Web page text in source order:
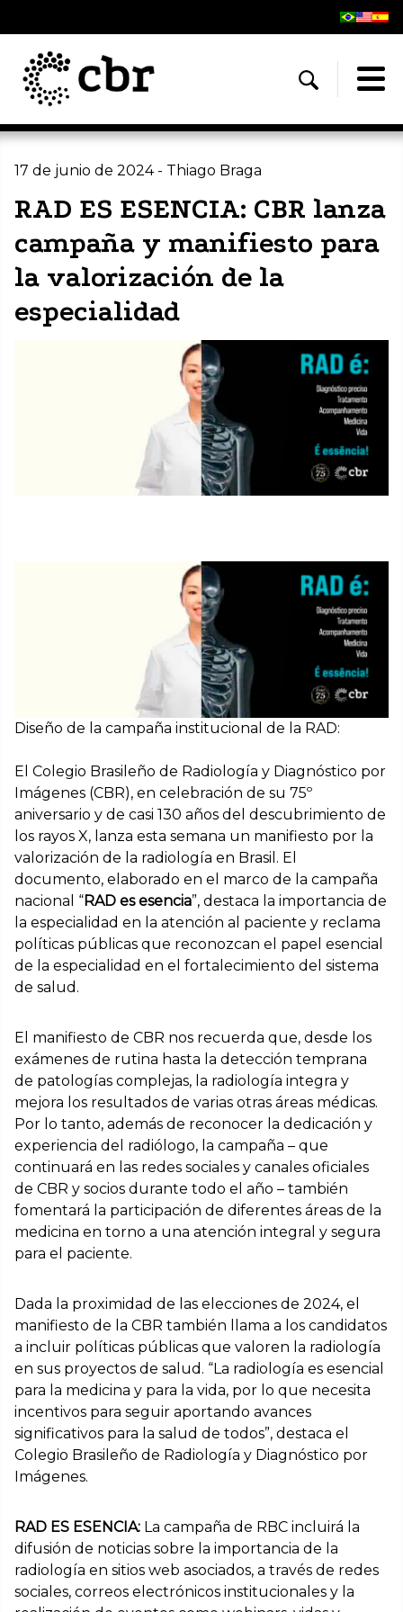
17 de junio de 2024 - Thiago Braga
RAD ES ESENCIA: CBR lanza
campaña y manifiesto para
la valorización de la
especialidad
Diseño de la campaña institucional de la RAD:
El Colegio Brasileño de Radiología y Diagnóstico por
Imágenes (CBR), en celebración de su 75º
aniversario y de casi 130 años del descubrimiento de
los rayos X, lanza esta semana un manifiesto por la
valorización de la radiología en Brasil. El
documento, elaborado en el marco de la campaña
nacional “RAD es esencia”, destaca la importancia de
la especialidad en la atención al paciente y reclama
políticas públicas que reconozcan el papel esencial
de la especialidad en el fortalecimiento del sistema
de salud.
El manifiesto de CBR nos recuerda que, desde los
exámenes de rutina hasta la detección temprana
de patologías complejas, la radiología integra y
mejora los resultados de varias otras áreas médicas.
Por lo tanto, además de reconocer la dedicación y
experiencia del radiólogo, la campaña – que
continuará en las redes sociales y canales oficiales
de CBR y socios durante todo el año – también
fomentará la participación de diferentes áreas de la
medicina en torno a una atención integral y segura
para el paciente.
Dada la proximidad de las elecciones de 2024, el
manifiesto de la CBR también llama a los candidatos
a incluir políticas públicas que valoren la radiología
en sus proyectos de salud. “La radiología es esencial
para la medicina y para la vida, por lo que necesita
incentivos para seguir aportando avances
significativos para la salud de todos”, destaca el
Colegio Brasileño de Radiología y Diagnóstico por
Imágenes.
RAD ES ESENCIA: La campaña de RBC incluirá la
difusión de noticias sobre la importancia de la
radiología en sitios web asociados, a través de redes
sociales, correos electrónicos institucionales y la